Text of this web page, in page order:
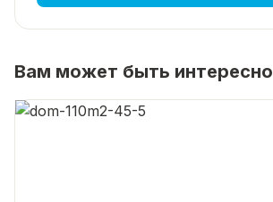
Вам может быть интересно